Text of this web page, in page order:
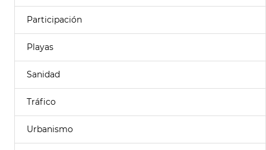
Participación
Playas
Sanidad
Tráfico
Urbanismo